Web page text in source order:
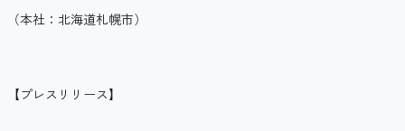
（本社：北海道札幌市）
【プレスリリース】